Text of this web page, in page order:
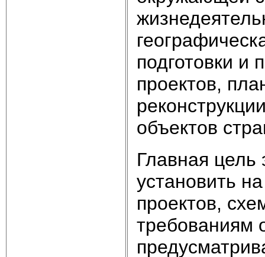
подготовки и
проектов,
объектов
Главная цель
установить
проектов,
требованиям